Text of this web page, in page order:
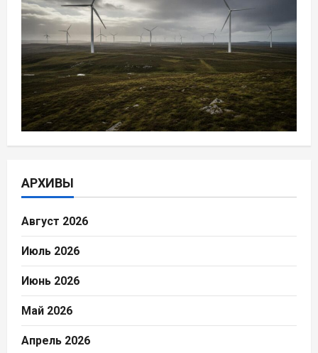
АРХИВЫ
Август 2026
Июль 2026
Июнь 2026
Май 2026
Апрель 2026